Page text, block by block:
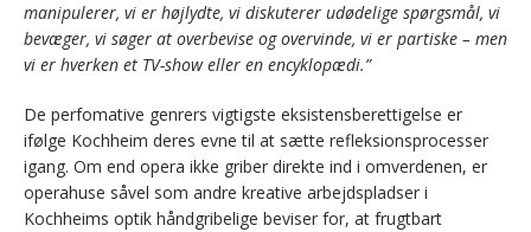
manipulerer, vi er højlydte, vi diskuterer udødelige spørgsmål, vi
bevæger, vi søger at overbevise og overvinde, vi er partiske – men
vi er hverken et TV-show eller en encyklopædi.”
De perfomative genrers vigtigste eksistensberettigelse er
ifølge Kochheim deres evne til at sætte refleksionsprocesser
igang. Om end opera ikke griber direkte ind i omverdenen, er
operahuse såvel som andre kreative arbejdspladser i
Kochheims optik håndgribelige beviser for, at frugtbart